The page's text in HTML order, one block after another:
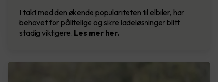
I takt med den økende populariteten til elbiler, har
behovet for pålitelige og sikre ladeløsninger blitt
stadig viktigere. Les mer her.